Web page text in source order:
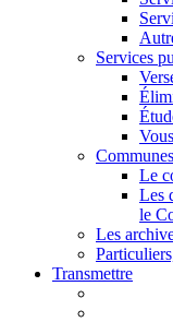
Services
Le
Les
le
Les
Transmettre